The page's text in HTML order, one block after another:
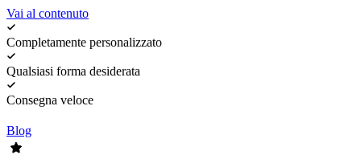
Vai al contenuto
Completamente personalizzato
Qualsiasi forma desiderata
Consegna veloce
Blog